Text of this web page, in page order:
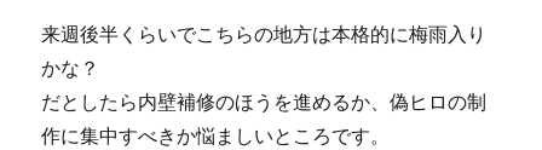
来週後半くらいでこちらの地方は本格的に梅雨入り
かな？
だとしたら内壁補修のほうを進めるか、偽ヒロの制
作に集中すべきか悩ましいところです。